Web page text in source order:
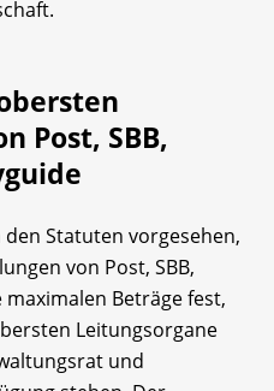
Post, SBB,
Statuten vorgesehen,
von Post, SBB,
Beträge fest,
Leitungsorgane
und